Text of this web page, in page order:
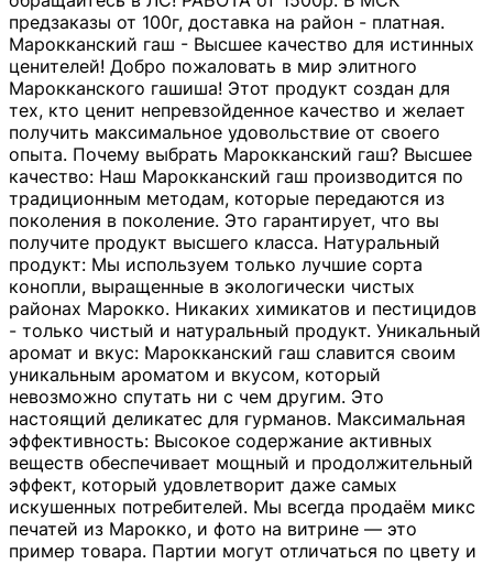
предзаказы от 100г, доставка на район - платная.
Марокканский гаш - Высшее качество для истинных
ценителей! Добро пожаловать в мир элитного
Марокканского гашиша! Этот продукт создан для
тех, кто ценит непревзойденное качество и желает
получить максимальное удовольствие от своего
опыта. Почему выбрать Марокканский гаш? Высшее
качество: Наш Марокканский гаш производится по
традиционным методам, которые передаются из
поколения в поколение. Это гарантирует, что вы
получите продукт высшего класса. Натуральный
продукт: Мы используем только лучшие сорта
конопли, выращенные в экологически чистых
районах Марокко. Никаких химикатов и пестицидов
- только чистый и натуральный продукт. Уникальный
аромат и вкус: Марокканский гаш славится своим
уникальным ароматом и вкусом, который
невозможно спутать ни с чем другим. Это
настоящий деликатес для гурманов. Максимальная
эффективность: Высокое содержание активных
веществ обеспечивает мощный и продолжительный
эффект, который удовлетворит даже самых
искушенных потребителей. Мы всегда продаём микс
печатей из Марокко, и фото на витрине — это
пример товара. Партии могут отличаться по цвету и